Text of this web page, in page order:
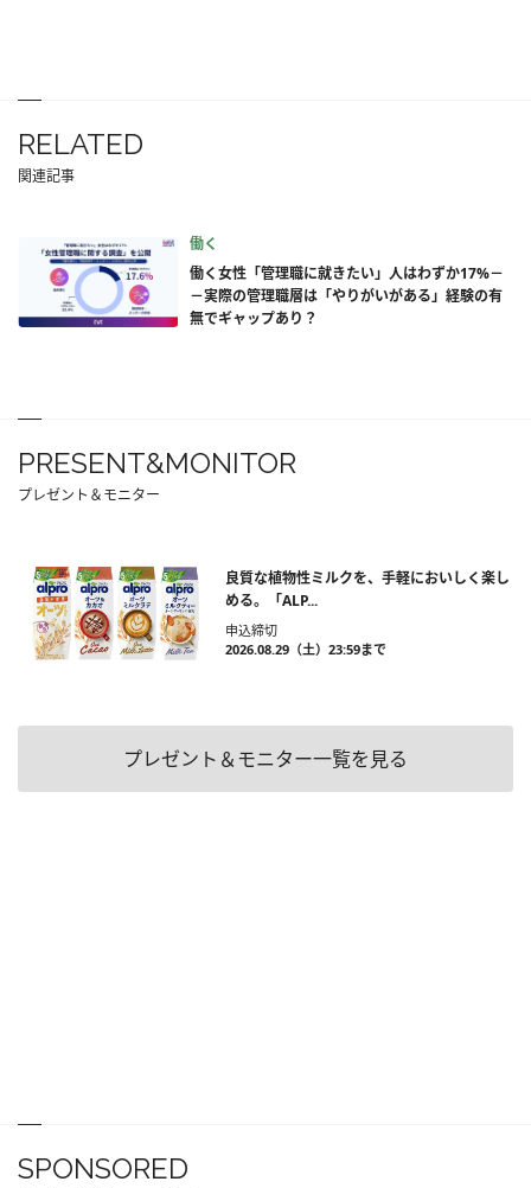
RELATED
関連記事
働く
働く女性「管理職に就きたい」人はわずか17%－
－実際の管理職層は「やりがいがある」経験の有
無でギャップあり？
PRESENT&MONITOR
プレゼント＆モニター
良質な植物性ミルクを、手軽においしく楽し
める。「ALP...
申込締切
2026.08.29（土）23:59まで
プレゼント＆モニター一覧を見る
SPONSORED